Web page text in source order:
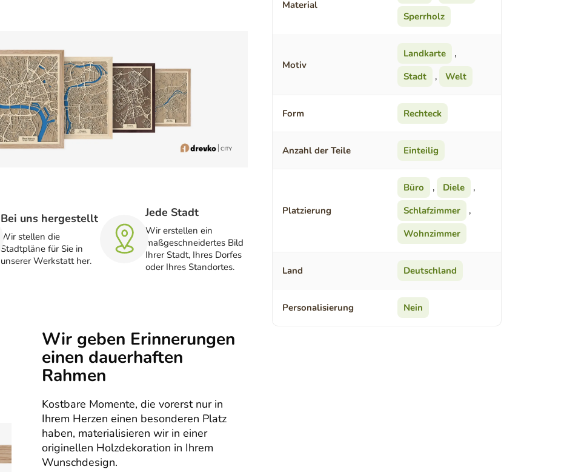
Bei uns hergestellt
Wir stellen die
Stadtpläne für Sie in
unserer Werkstatt her.
Jede Stadt
Wir erstellen ein
maßgeschneidertes Bild
Ihrer Stadt, Ihres Dorfes
oder Ihres Standortes.
Wir geben Erinnerungen
einen dauerhaften
Rahmen
Kostbare Momente, die vorerst nur in
Ihrem Herzen einen besonderen Platz
haben, materialisieren wir in einer
originellen Holzdekoration in Ihrem
Wunschdesign.
Material
Sperrholz
Motiv
Landkarte
,
Stadt
, Welt
Form Rechteck
Anzahl der Teile Einteilig
Platzierung
Büro , Diele
,
Schlafzimmer
,
Wohnzimmer
Land Deutschland
Personalisierung Nein